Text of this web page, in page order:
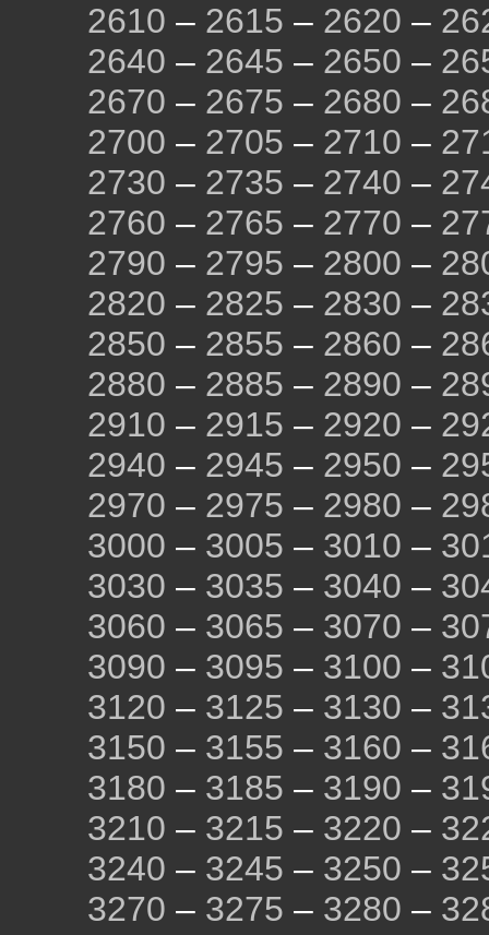
2610 – 2615 – 2620 –
2640 – 2645 – 2650 –
2670 – 2675 – 2680 –
2700 – 2705 – 2710 –
2730 – 2735 – 2740 –
2760 – 2765 – 2770 –
2790 – 2795 – 2800 –
2820 – 2825 – 2830 –
2850 – 2855 – 2860 –
2880 – 2885 – 2890 –
2910 – 2915 – 2920 –
2940 – 2945 – 2950 –
2970 – 2975 – 2980 –
3000 – 3005 – 3010 –
3030 – 3035 – 3040 –
3060 – 3065 – 3070 –
3090 – 3095 – 3100 –
3120 – 3125 – 3130 –
3150 – 3155 – 3160 –
3180 – 3185 – 3190 –
3210 – 3215 – 3220 –
3240 – 3245 – 3250 –
3270 – 3275 – 3280 –